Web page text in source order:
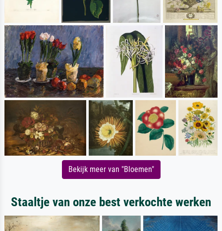
Bekijk meer van "Bloemen"
Staaltje van onze best verkochte werken